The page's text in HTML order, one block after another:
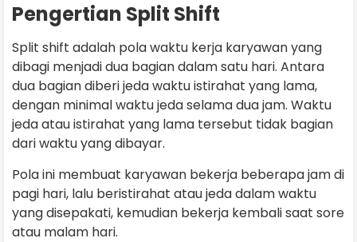
Pengertian Split Shift
Split shift adalah pola waktu kerja karyawan yang
dibagi menjadi dua bagian dalam satu hari. Antara
dua bagian diberi jeda waktu istirahat yang lama,
dengan minimal waktu jeda selama dua jam. Waktu
jeda atau istirahat yang lama tersebut tidak bagian
dari waktu yang dibayar.
Pola ini membuat karyawan bekerja beberapa jam di
pagi hari, lalu beristirahat atau jeda dalam waktu
yang disepakati, kemudian bekerja kembali saat sore
atau malam hari.